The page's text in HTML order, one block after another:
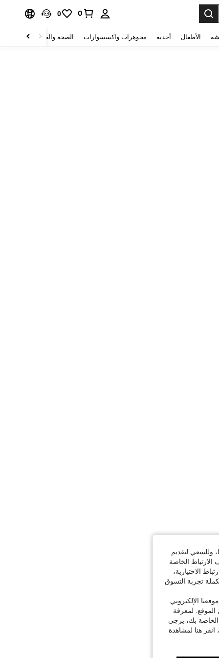
0
0
الأطفال أحذية مجوهرات واكسسوارات الصحة والجمال
وللسعي لتقديم
الخاصة
الاختيارية،
تجربة التسوق
الإلكتروني
لمعرفة
الخاصة بك، يرجى
انقر هنا لمشاهدة